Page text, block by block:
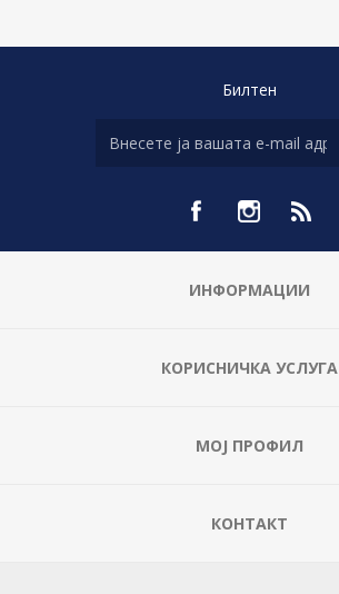
Билтен
ИНФОРМАЦИИ
КОРИСНИЧКА УСЛУГА
МОЈ ПРОФИЛ
КОНТАКТ